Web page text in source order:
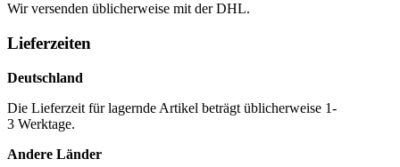
Wir versenden üblicherweise mit der DHL.
Lieferzeiten
Deutschland
Die Lieferzeit für lagernde Artikel beträgt üblicherweise 1-
3 Werktage.
Andere Länder